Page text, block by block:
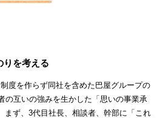
りを考える
度を作らず同社を含めた巴屋グループの
の互いの強みを生かした「思いの事業承
まず、3代目社長、相談者、幹部に「これ